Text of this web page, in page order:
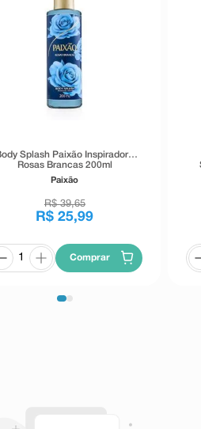
Splash Paixão Inspiradora
Rosas Brancas 200ml
Paixão
R$ 39,65
R$ 25,99
Comprar